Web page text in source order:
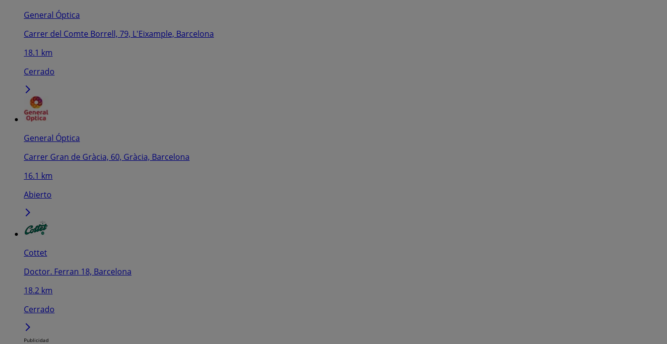
General Óptica
Carrer del Comte Borrell, 79, L'Eixample, Barcelona
18.1 km
Cerrado
General Óptica
Carrer Gran de Gràcia, 60, Gràcia, Barcelona
16.1 km
Abierto
Cottet
Doctor. Ferran 18, Barcelona
18.2 km
Cerrado
Publicidad